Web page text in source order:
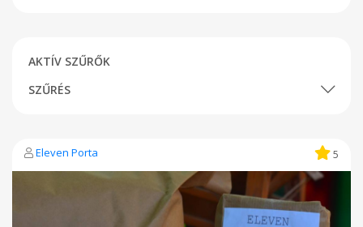
AKTÍV SZŰRŐK
SZŰRÉS
Eleven Porta 5